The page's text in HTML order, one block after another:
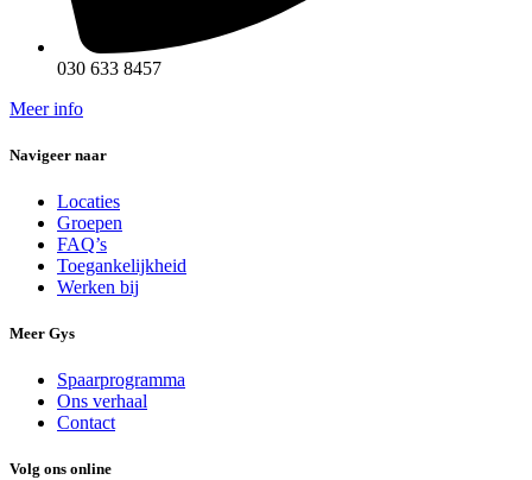
030 633 8457
Meer info
Navigeer naar
Locaties
Groepen
FAQ’s
Toegankelijkheid
Werken bij
Meer Gys
Spaarprogramma
Ons verhaal
Contact
Volg ons online